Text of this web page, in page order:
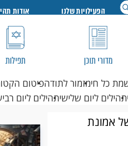
הפעילויות שלנו אודות
מדורי תוכן תפילות
כל חימזמור לתודהפיטום
תהילים ליום שלישיתהילים ליום
אמונת